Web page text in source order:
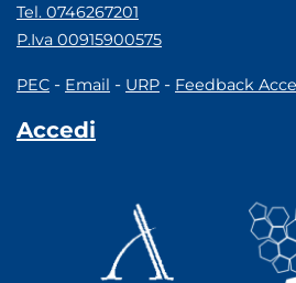
Tel. 0746267201
P.Iva 00915900575
PEC - Email - URP - Feedback
Accedi